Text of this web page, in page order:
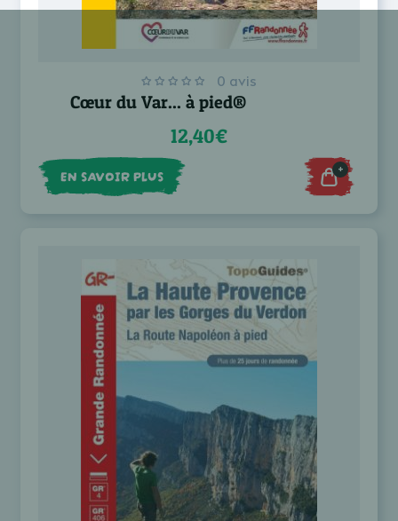
0 avis
Cœur du Var... à pied®
12,40€
EN SAVOIR PLUS +